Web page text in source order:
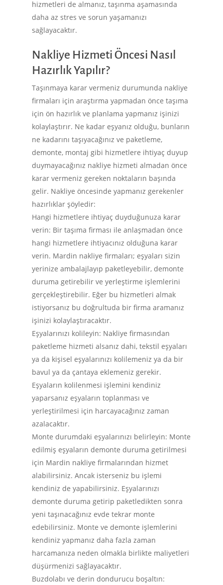
hizmetleri de almanız, taşınma aşamasında
daha az stres ve sorun yaşamanızı
sağlayacaktır.
Nakliye Hizmeti Öncesi Nasıl
Hazırlık Yapılır?
Taşınmaya karar vermeniz durumunda nakliye
firmaları için araştırma yapmadan önce taşıma
için ön hazırlık ve planlama yapmanız işinizi
kolaylaştırır. Ne kadar eşyanız olduğu, bunların
ne kadarını taşıyacağınız ve paketleme,
demonte, montaj gibi hizmetlere ihtiyaç duyup
duymayacağınız nakliye hizmeti almadan önce
karar vermeniz gereken noktaların başında
gelir. Nakliye öncesinde yapmanız gerekenler
hazırlıklar şöyledir:
Hangi hizmetlere ihtiyaç duyduğunuza karar
verin: Bir taşıma firması ile anlaşmadan önce
hangi hizmetlere ihtiyacınız olduğuna karar
verin. Mardin nakliye firmaları; eşyaları sizin
yerinize ambalajlayıp paketleyebilir, demonte
duruma getirebilir ve yerleştirme işlemlerini
gerçekleştirebilir. Eğer bu hizmetleri almak
istiyorsanız bu doğrultuda bir firma aramanız
işinizi kolaylaştıracaktır.
Eşyalarınızı kolileyin: Nakliye firmasından
paketleme hizmeti alsanız dahi, tekstil eşyaları
ya da kişisel eşyalarınızı kolilemeniz ya da bir
bavul ya da çantaya eklemeniz gerekir.
Eşyaların kolilenmesi işlemini kendiniz
yaparsanız eşyaların toplanması ve
yerleştirilmesi için harcayacağınız zaman
azalacaktır.
Monte durumdaki eşyalarınızı belirleyin: Monte
edilmiş eşyaların demonte duruma getirilmesi
için Mardin nakliye firmalarından hizmet
alabilirsiniz. Ancak isterseniz bu işlemi
kendiniz de yapabilirsiniz. Eşyalarınızı
demonte duruma getirip paketledikten sonra
yeni taşınacağınız evde tekrar monte
edebilirsiniz. Monte ve demonte işlemlerini
kendiniz yapmanız daha fazla zaman
harcamanıza neden olmakla birlikte maliyetleri
düşürmenizi sağlayacaktır.
Buzdolabı ve derin dondurucu boşaltın:
Anasayfa
Hizmetlerimiz
Piyano Taşıma
Hizmet Bölgeleri
İletişim